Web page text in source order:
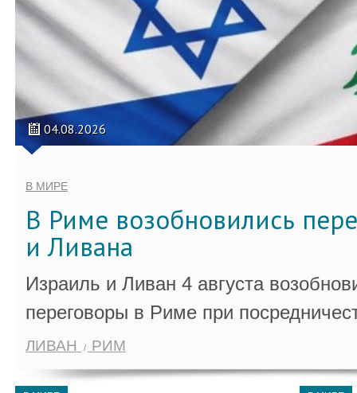
04.08.2026
В МИРЕ
В Риме возобновились
и Ливана
Израиль и Ливан 4 августа
переговоры в Риме при
ЛИВАН РИМ